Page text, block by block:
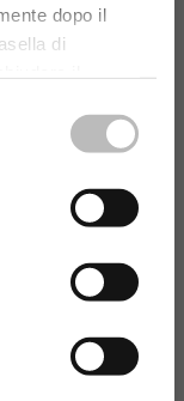
dopo il
di
esperienza
tutti i cookies.